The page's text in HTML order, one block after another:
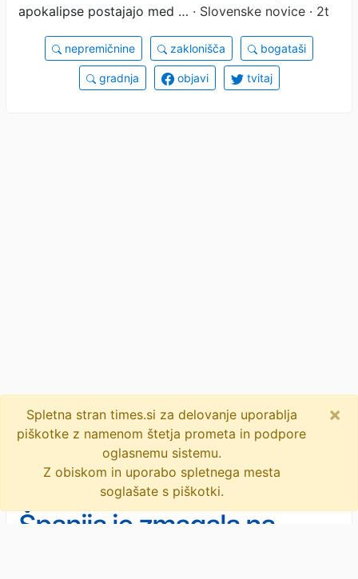
apokalipse postajajo med … · Slovenske novice · 2t
nepremičnine zaklonišča bogataši
gradnja objavi tvitaj
Španija je zmagala na
Spletna stran times.si za delovanje uporablja
piškotke z namenom štetja prometa in podpore
oglasnemu sistemu.
Z obiskom in uporabo spletnega mesta
soglašate s piškotki.
×